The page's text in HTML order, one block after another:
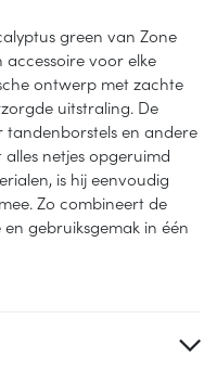
green van Zone
accessoire voor elke
ontwerp met zachte
uitstraling. De
en andere
netjes opgeruimd
is hij eenvoudig
Zo combineert de
gebruiksgemak in één